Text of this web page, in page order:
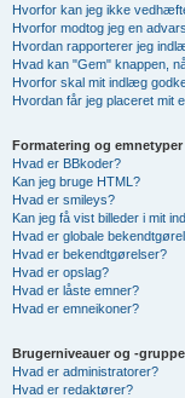
Hvorfor kan jeg ikke
Hvorfor modtog jeg en
Hvordan rapporterer jeg
Hvad kan "Gem" knappen,
Hvorfor skal mit indlæg
Hvordan får jeg placeret mit
Formatering og emnetyper
Hvad er BBkoder?
Kan jeg bruge HTML?
Hvad er smileys?
Kan jeg få vist billeder i mit
Hvad er globale
Hvad er bekendtgørelser?
Hvad er opslag?
Hvad er låste emner?
Hvad er emneikoner?
Brugerniveauer og -
Hvad er administratorer?
Hvad er redaktører?